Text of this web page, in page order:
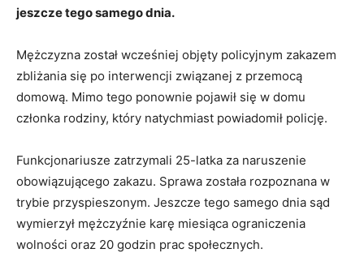
jeszcze tego samego dnia.
Mężczyzna został wcześniej objęty policyjnym zakazem
zbliżania się po interwencji związanej z przemocą
domową. Mimo tego ponownie pojawił się w domu
członka rodziny, który natychmiast powiadomił policję.
Funkcjonariusze zatrzymali 25-latka za naruszenie
obowiązującego zakazu. Sprawa została rozpoznana w
trybie przyspieszonym. Jeszcze tego samego dnia sąd
wymierzył mężczyźnie karę miesiąca ograniczenia
wolności oraz 20 godzin prac społecznych.